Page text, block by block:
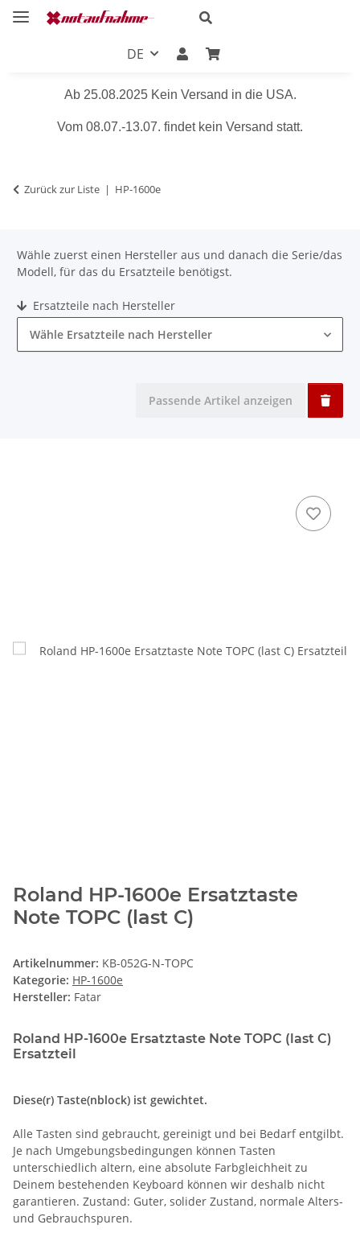
DE
Ab 25.08.2025 Kein Versand in die USA.
Vom 08.07.-13.07. findet kein Versand statt.
Zurück zur Liste HP-1600e
Wähle zuerst einen Hersteller aus und danach die Serie/das
Modell, für das du Ersatzteile benötigst.
Ersatzteile nach Hersteller
Wähle Ersatzteile nach Hersteller
Passende Artikel anzeigen
Roland HP-1600e Ersatztaste
Note TOPC (last C)
Artikelnummer: KB-052G-N-TOPC
Kategorie: HP-1600e
Hersteller: Fatar
Roland HP-1600e Ersatztaste Note TOPC (last C)
Ersatzteil
Diese(r) Taste(nblock) ist gewichtet.
Alle Tasten sind gebraucht, gereinigt und bei Bedarf entgilbt.
Je nach Umgebungsbedingungen können Tasten
unterschiedlich altern, eine absolute Farbgleichheit zu
Deinem bestehenden Keyboard können wir deshalb nicht
garantieren. Zustand: Guter, solider Zustand, normale Alters-
und Gebrauchspuren.